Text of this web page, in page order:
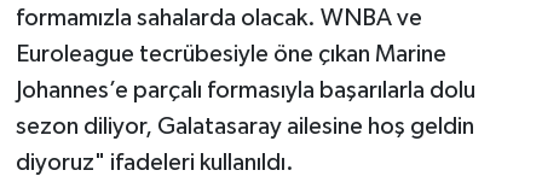
formamızla sahalarda olacak. WNBA ve
Euroleague tecrübesiyle öne çıkan Marine
Johannes’e parçalı formasıyla başarılarla dolu
sezon diliyor, Galatasaray ailesine hoş geldin
diyoruz" ifadeleri kullanıldı.